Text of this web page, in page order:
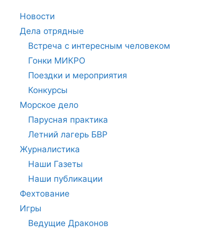
Новости
Дела отрядные
Встреча с интересным человеком
Гонки МИКРО
Поездки и мероприятия
Конкурсы
Морское дело
Парусная практика
Летний лагерь БВР
Журналистика
Наши Газеты
Наши публикации
Фехтование
Игры
Ведущие Драконов